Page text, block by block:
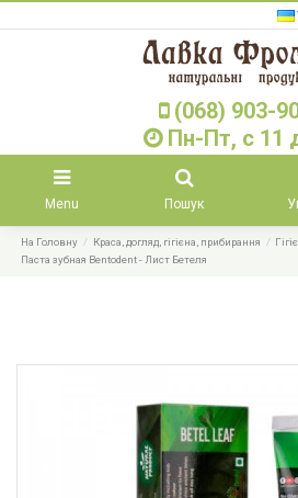
(068) 903-
Пн-Пт, с 11
Menu Пошук
На Головну Краса, догляд, гігієна, прибирання
Паста зубная Bentodent - Лист Бетеля